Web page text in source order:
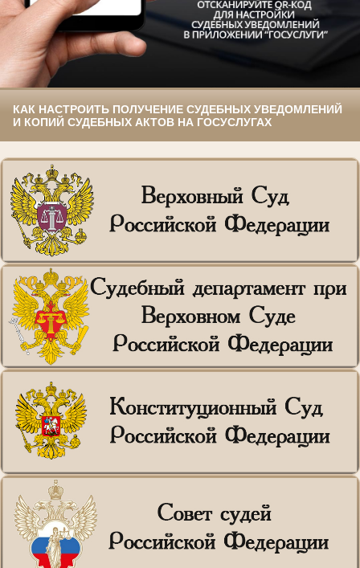
КАК НАСТРОИТЬ ПОЛУЧЕНИЕ СУДЕБНЫХ УВЕДОМЛЕНИЙ
И КОПИЙ СУДЕБНЫХ АКТОВ НА ГОСУСЛУГАХ